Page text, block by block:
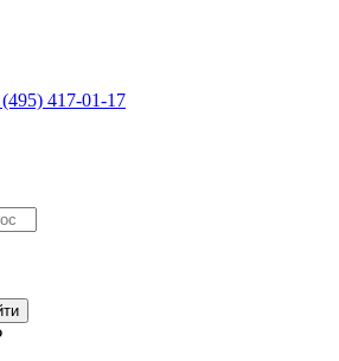
417-01-17